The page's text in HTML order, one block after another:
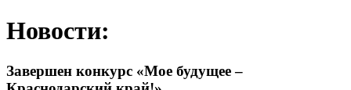
Новости:
Завершен конкурс «Мое будущее –